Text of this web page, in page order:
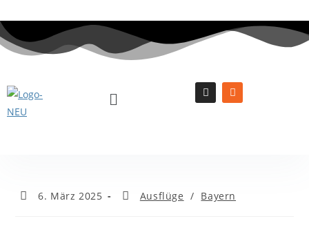
6. März 2025 Ausflüge / Bayern